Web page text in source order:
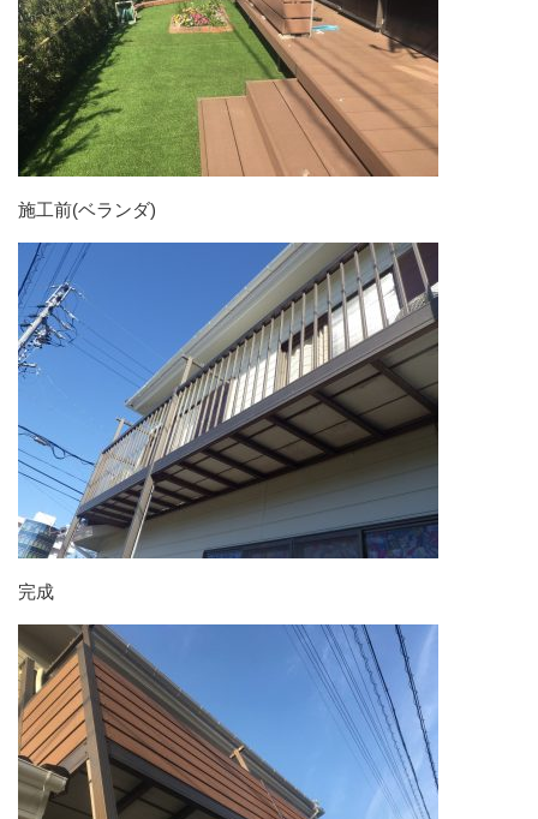
施工前(ベランダ)
完成